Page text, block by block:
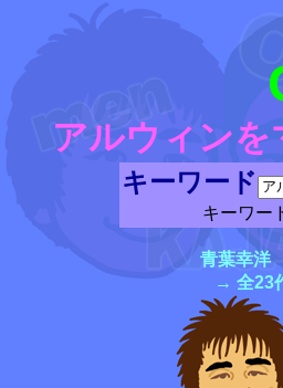
アルウィン
キーワード
キーワー
青葉幸洋
→ 全23